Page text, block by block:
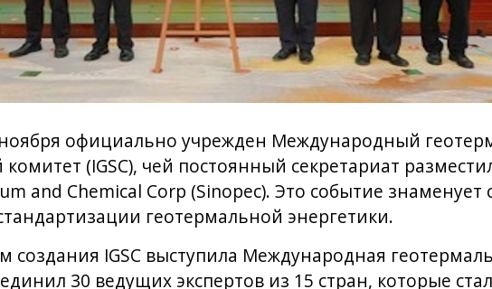
официально учрежден Международный
(IGSC), чей постоянный секретариат
and Chemical Corp (Sinopec). Это событие
геотермальной энергетики.
создания IGSC выступила Международная
30 ведущих экспертов из 15 стран, которые